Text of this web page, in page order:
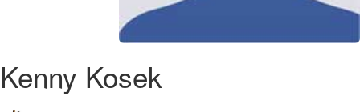
Kenny Kosek